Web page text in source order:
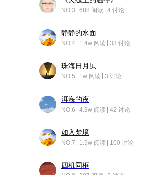
NO.3 688 阅读 4 讨论
静静的水面
NO.4 1.4w 阅读 33 讨论
珠海日月贝
NO.5 1w 阅读 3 讨论
洱海的夜
NO.6 4.3w 阅读 42 讨论
如入梦境
NO.7 1.9w 阅读 100 讨论
四机同框